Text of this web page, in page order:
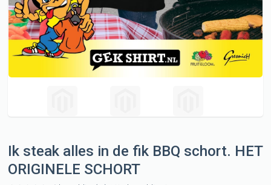
Ik steak alles in de fik BBQ schort. HET
ORIGINELE SCHORT